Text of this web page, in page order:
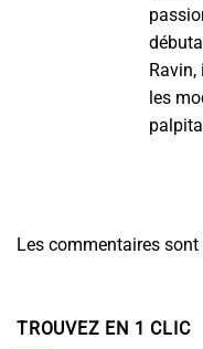
Ravin,
les
Les commentaires sont
TROUVEZ EN 1 CLIC